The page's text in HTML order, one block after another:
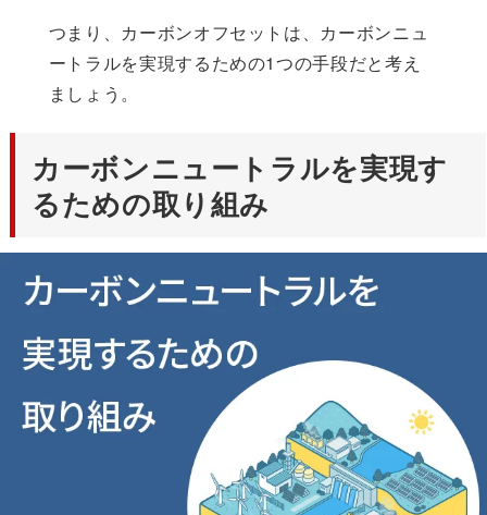
つまり、カーボンオフセットは、カーボンニュ
ートラルを実現するための1つの手段だと考え
ましょう。
カーボンニュートラルを実現す
るための取り組み